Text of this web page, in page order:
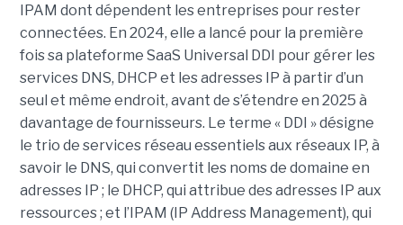
IPAM dont dépendent les entreprises pour rester
connectées. En 2024, elle a lancé pour la première
fois sa plateforme SaaS Universal DDI pour gérer les
services DNS, DHCP et les adresses IP à partir d’un
seul et même endroit, avant de s’étendre en 2025 à
davantage de fournisseurs. Le terme « DDI » désigne
le trio de services réseau essentiels aux réseaux IP, à
savoir le DNS, qui convertit les noms de domaine en
adresses IP ; le DHCP, qui attribue des adresses IP aux
ressources ; et l’IPAM (IP Address Management), qui